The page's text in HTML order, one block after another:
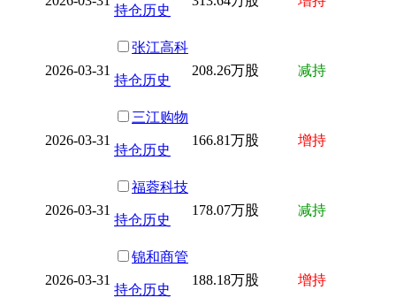
持仓历史
2026-03-31
张江高科
持仓历史
208.26万股 减持
2026-03-31
三江购物
持仓历史
166.81万股 增持
2026-03-31
福蓉科技
持仓历史
178.07万股 减持
2026-03-31
锦和商管
持仓历史
188.18万股 增持